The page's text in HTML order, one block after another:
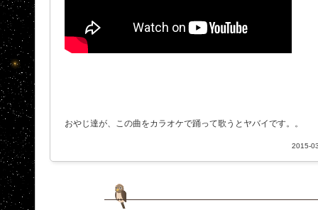
おやじ達が、この曲をカラオケで踊って歌うとヤバイです。。
2015-